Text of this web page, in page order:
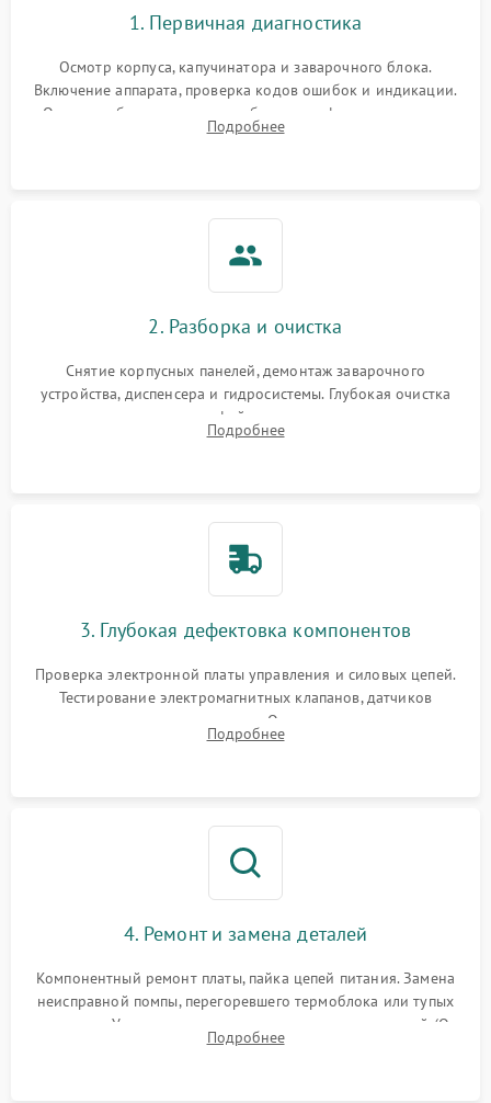
1. Первичная диагностика
Осмотр корпуса, капучинатора и заварочного блока.
Включение аппарата, проверка кодов ошибок и индикации.
Оценка работы помпы, термоблока и кофемолки на слух.
Измерение температуры и давления воды для выявления
Подробнее
2. Разборка и очистка
Снятие корпусных панелей, демонтаж заварочного
устройства, диспенсера и гидросистемы. Глубокая очистка
внутренних узлов от кофейных масел, жмыха и накипи.
Промывка дренажных каналов и фильтров с использованием
Подробнее
3. Глубокая дефектовка компонентов
Проверка электронной платы управления и силовых цепей.
Тестирование электромагнитных клапанов, датчиков
температуры и расходомера. Оценка степени износа
жерновов кофемолки, уплотнительных колец гидросистемы
Подробнее
4. Ремонт и замена деталей
Компонентный ремонт платы, пайка цепей питания. Замена
неисправной помпы, перегоревшего термоблока или тупых
жерновов. Установка новых силиконовых уплотнителей (O-
ring) и тефлоновых трубок для надежного устранения
Подробнее